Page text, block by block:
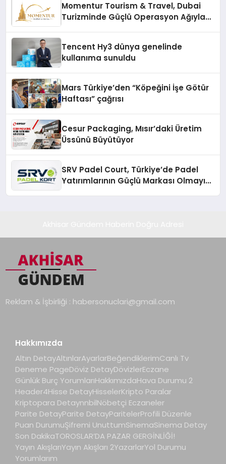
Momentur Tourism & Travel, Dubai
Turizminde Güçlü Operasyon Ağıyla
Tencent Hy3 dünya genelinde
kullanıma sunuldu
Mars Türkiye’den “Köpeğini İşe Götür
Haftası” çağrısı
Cesur Packaging, Mısır’daki Üretim
Üssünü Büyütüyor
SRV Padel Court, Türkiye’de Padel
Yatırımlarının Güçlü Markası Olmayı
Reklam & İşbirliği : habersonuclari@gmail.com
Hakkımızda
Altın DetayAltınlarAyarlarBeğendiklerimCanlı Tv
Deneme PageDöviz DetayDövizlerEczane
Günlük Burç YorumlarıHakkımızdaHava Durumu 2
Header4Hisse DetayHisselerKripto Paralar
Kriptopara DetaynnbilNöbetçi Eczaneler
Parite DetayParite DetayParitelerProfili Düzenle
Puan DurumuŞifremi UnuttumSinemaSinema Detay
Son DakikaTOROSLAR’DA PAZAR GERGİNLİĞİ!
Yayın AkışlarıYayın Akışları 2YazarlarYol Durumu
Yorumlarım